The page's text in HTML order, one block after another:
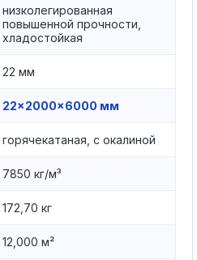
низколегированная
повышенной прочности,
хладостойкая
22 мм
22×2000×6000 мм
горячекатаная, с окалиной
7850 кг/м³
172,70 кг
12,000 м²